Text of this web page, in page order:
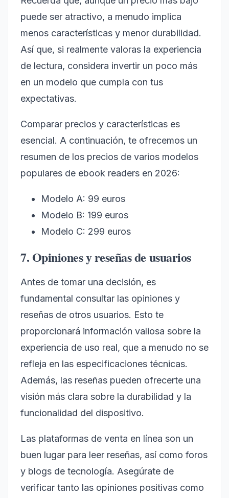
puede ser atractivo, a menudo implica
menos características y menor durabilidad.
Así que, si realmente valoras la experiencia
de lectura, considera invertir un poco más
en un modelo que cumpla con tus
expectativas.
Comparar precios y características es
esencial. A continuación, te ofrecemos un
resumen de los precios de varios modelos
populares de ebook readers en 2026:
Modelo A: 99 euros
Modelo B: 199 euros
Modelo C: 299 euros
7. Opiniones y reseñas de usuarios
Antes de tomar una decisión, es
fundamental consultar las opiniones y
reseñas de otros usuarios. Esto te
proporcionará información valiosa sobre la
experiencia de uso real, que a menudo no se
refleja en las especificaciones técnicas.
Además, las reseñas pueden ofrecerte una
visión más clara sobre la durabilidad y la
funcionalidad del dispositivo.
Las plataformas de venta en línea son un
buen lugar para leer reseñas, así como foros
y blogs de tecnología. Asegúrate de
verificar tanto las opiniones positivas como